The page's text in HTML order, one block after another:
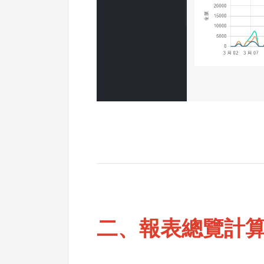
二、報表總覽計